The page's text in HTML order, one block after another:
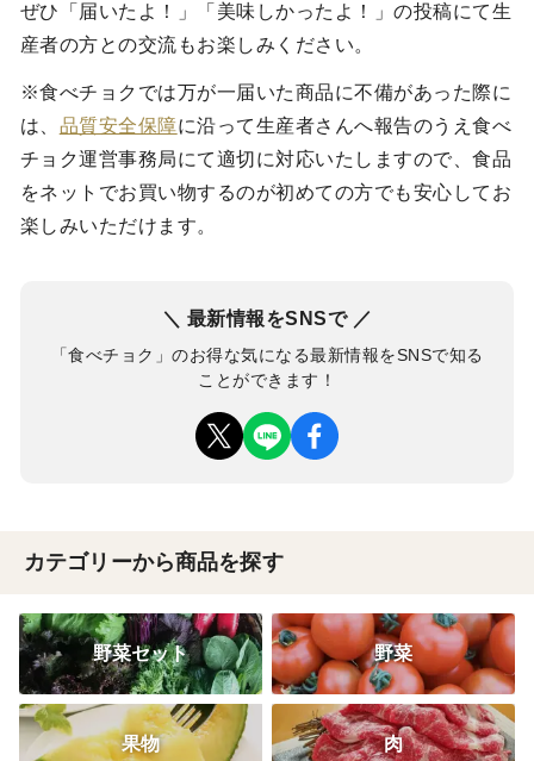
ぜひ「届いたよ！」「美味しかったよ！」の投稿にて生
産者の方との交流もお楽しみください。
※食べチョクでは万が一届いた商品に不備があった際に
は、 品質安全保障に沿って生産者さんへ報告のうえ食べ
チョク運営事務局にて適切に対応いたしますので、食品
をネットでお買い物するのが初めての方でも安心してお
楽しみいただけます。
＼ 最新情報をSNSで ／
「食べチョク」のお得な気になる最新情報をSNSで知る
ことができます！
カテゴリーから商品を探す
野菜セット 野菜
果物 肉